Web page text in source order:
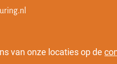
van onze locaties op de